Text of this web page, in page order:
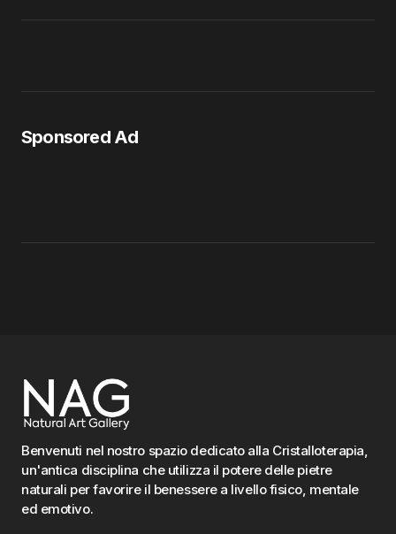
Sponsored Ad
Benvenuti nel nostro spazio dedicato alla Cristalloterapia,
un'antica disciplina che utilizza il potere delle pietre
naturali per favorire il benessere a livello fisico, mentale
ed emotivo.